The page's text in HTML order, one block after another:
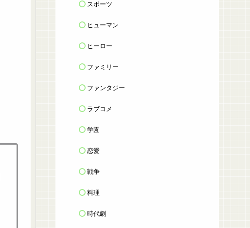
スポーツ
ヒューマン
ヒーロー
ファミリー
ファンタジー
ラブコメ
学園
恋愛
戦争
料理
時代劇